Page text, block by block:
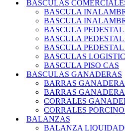
BASCULAS
BASCULA
BASCULA
BASCULA PEDESTAL
BASCULA
BASCULA
BASCULAS LOGISTIC
BASCULA PISO CAS
BASCULAS GANADERAS
BARRAS
BARRAS
CORRALES
CORRALES
BALANZAS
BALANZA